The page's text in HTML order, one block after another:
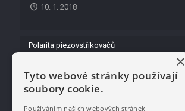
10. 1. 2018
Polarita piezovstřikovačů
×
Tyto webové stránky používají
soubory cookie.
Používáním našich webových stránek